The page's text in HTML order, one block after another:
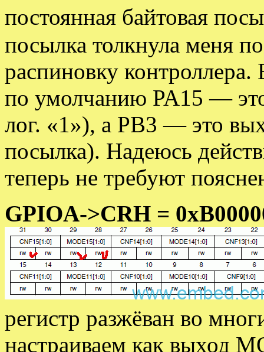
постоянная байтовая
посылка толкнула меня
распиновку контроллера.
по умолчанию PA15 —
лог. «1»), а PB3 — это
посылка). Надеюсь
теперь не требуют
GPIOA->CRH =
регистр разжёван во
настраиваем как выход